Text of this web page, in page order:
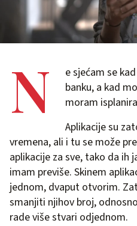
N
e sjećam se
banku, a kad
moram
Aplikacije su
vremena, ali i tu se može
aplikacije za sve, tako da ih
imam previše. Skinem
jednom, dvaput otvorim.
smanjiti njihov broj,
rade više stvari odjednom.